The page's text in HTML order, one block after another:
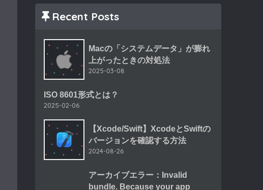
Recent Posts
Macの「システムデータ」が膨れ
上がったときの対処法
2025-03-08
ISO 8601形式とは？
2025-02-06
【Xcode/Swift】XcodeとSwiftの
バージョンを確認する方法
2024-08-26
アーカイブエラー：Invalid
bundle. Because your app